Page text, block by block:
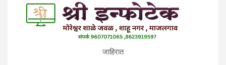
जाहिरात